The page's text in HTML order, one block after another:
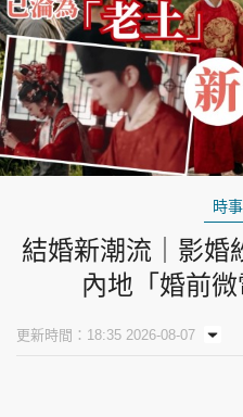
時
結婚新潮流｜影婚
內地「婚前
更新時間：18:35 2026-08-07